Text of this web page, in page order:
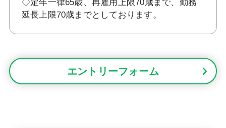
◇定年一律65歳、再雇用上限70歳まで、勤務
延長上限70歳までとしております。
エントリーフォーム